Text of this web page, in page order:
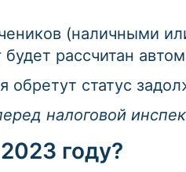
(наличными
рассчитан
статус
налоговой
году?